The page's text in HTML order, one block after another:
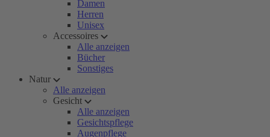
Damen
Herren
Unisex
Accessoires
Alle anzeigen
Bücher
Sonstiges
Natur
Alle anzeigen
Gesicht
Alle anzeigen
Gesichtspflege
Augenpflege